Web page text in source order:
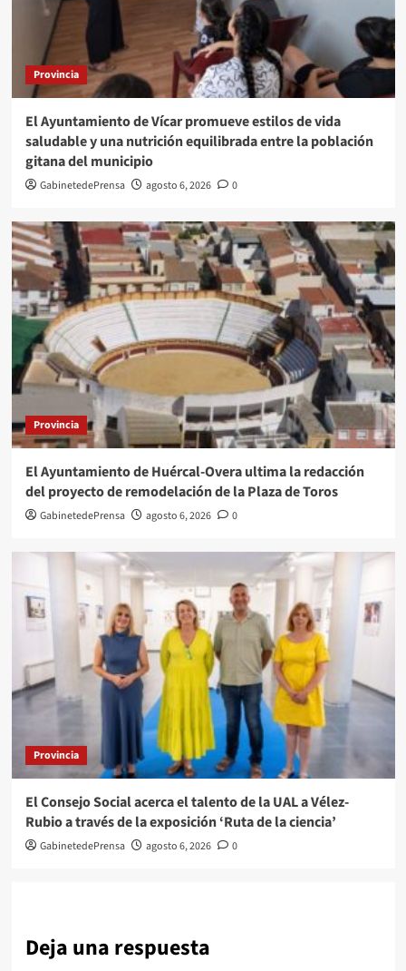
Provincia
El Ayuntamiento de Vícar promueve estilos de vida
saludable y una nutrición equilibrada entre la población
gitana del municipio
GabinetedePrensa agosto 6, 2026 0
Provincia
El Ayuntamiento de Huércal-Overa ultima la redacción
del proyecto de remodelación de la Plaza de Toros
GabinetedePrensa agosto 6, 2026 0
Provincia
El Consejo Social acerca el talento de la UAL a Vélez-
Rubio a través de la exposición ‘Ruta de la ciencia’
GabinetedePrensa agosto 6, 2026 0
Deja una respuesta